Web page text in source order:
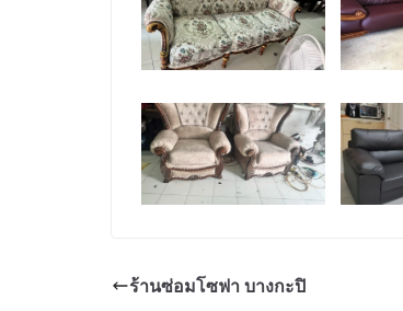
ร้านซ่อมโซฟา บางกะปิ